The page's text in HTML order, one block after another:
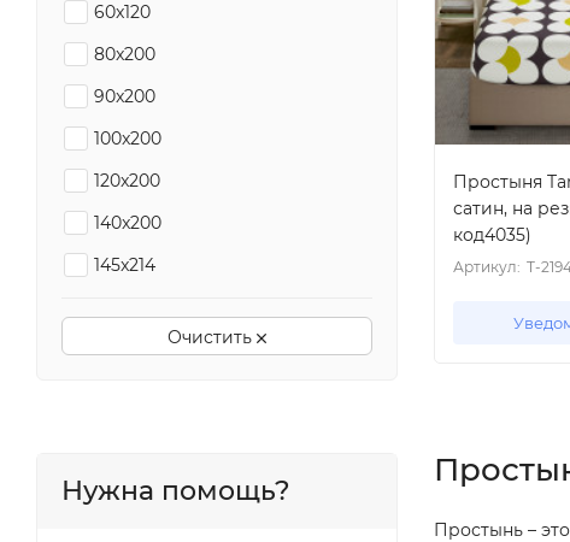
60x120
80x200
90x200
100x200
120x200
140x200
145x214
150x214
Очистить
Нужна помощь?
Простыня
сатин, на
код4035)
Артикул: T-
Простынь –